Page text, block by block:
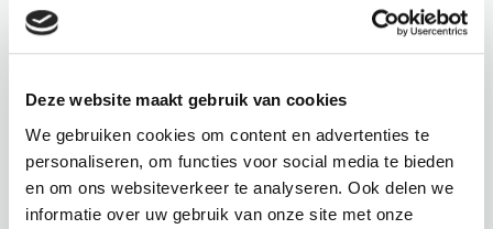
Deze website maakt gebruik van cookies
We gebruiken cookies om content en advertenties te
personaliseren, om functies voor social media te bieden
en om ons websiteverkeer te analyseren. Ook delen we
informatie over uw gebruik van onze site met onze
€
BEKIJK PRODUCT BEKIJK PRODUCT